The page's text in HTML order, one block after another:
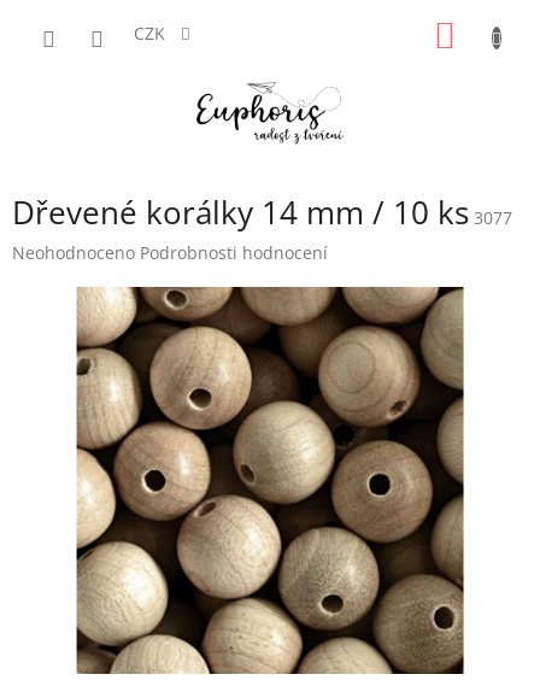
CZK
Dřevené korálky 14 mm / 10 ks 3077
Průměrné
produktu
hvězdiček.
Neohodnoceno Podrobnosti hodnocení